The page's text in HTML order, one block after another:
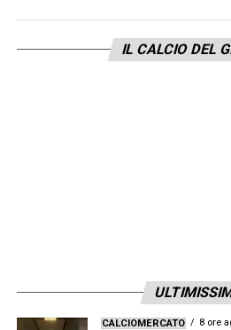
campionato italiano
IL CALCIO DEL
CALCIOMERCATO 8 ore